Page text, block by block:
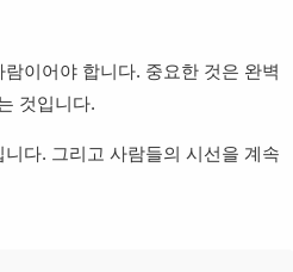
이어야 합니다. 중요한 것은 완벽
것입니다.
다. 그리고 사람들의 시선을 계속